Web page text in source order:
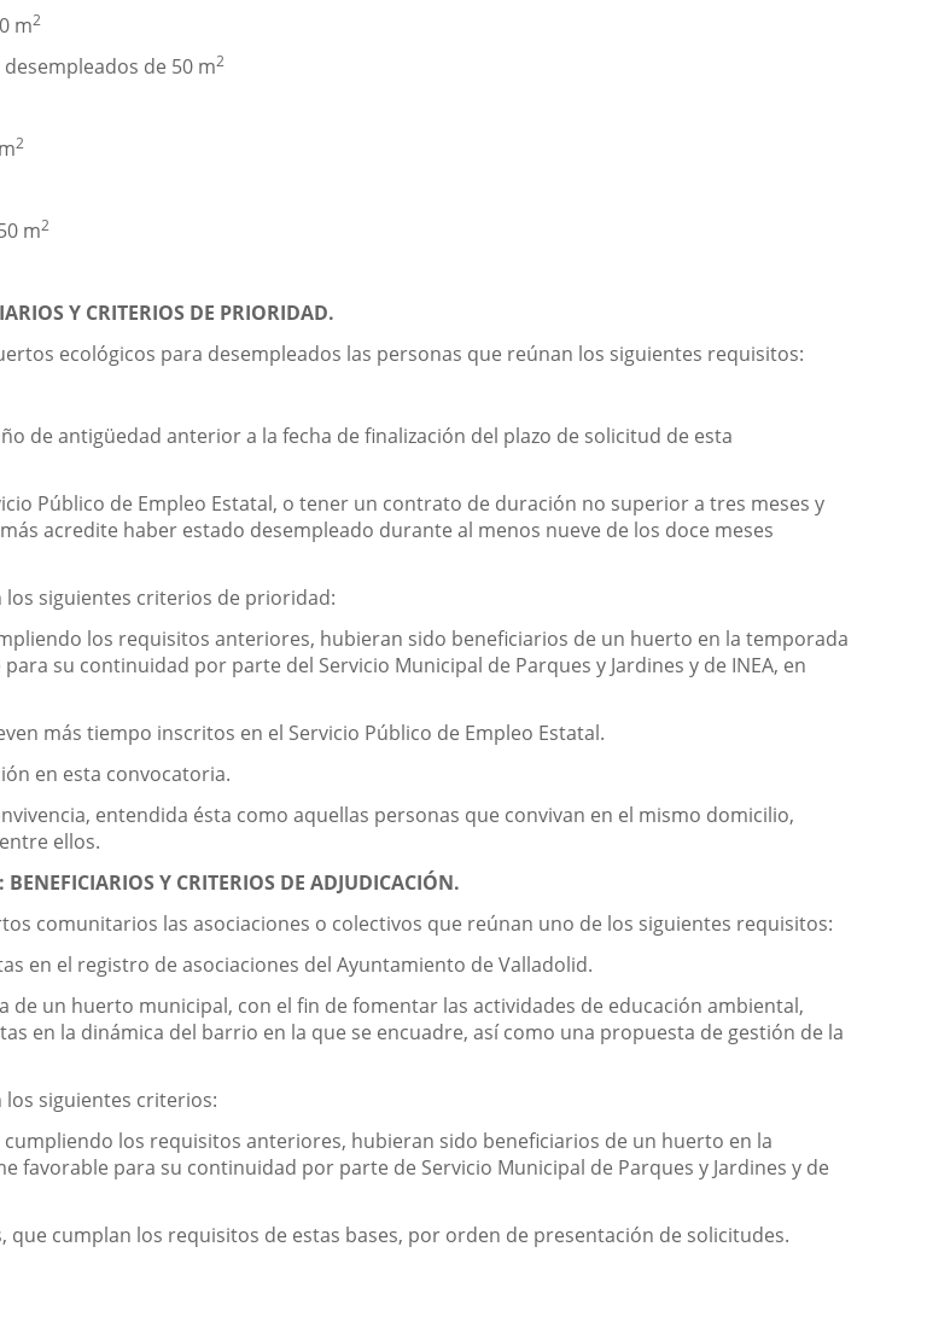
m2
de 50 m2
2
m2
Y CRITERIOS DE PRIORIDAD.
ecológicos para desempleados las personas que reúnan los siguientes requisitos:
de antigüedad anterior a la fecha de finalización del plazo de solicitud de esta
Público de Empleo Estatal, o tener un contrato de duración no superior a tres meses y
acredite haber estado desempleado durante al menos nueve de los doce meses
siguientes criterios de prioridad:
los requisitos anteriores, hubieran sido beneficiarios de un huerto en la temporada
su continuidad por parte del Servicio Municipal de Parques y Jardines y de INEA, en
más tiempo inscritos en el Servicio Público de Empleo Estatal.
en esta convocatoria.
entendida ésta como aquellas personas que convivan en el mismo domicilio,
ellos.
Y CRITERIOS DE ADJUDICACIÓN.
comunitarios las asociaciones o colectivos que reúnan uno de los siguientes requisitos:
en el registro de asociaciones del Ayuntamiento de Valladolid.
un huerto municipal, con el fin de fomentar las actividades de educación ambiental,
en la dinámica del barrio en la que se encuadre, así como una propuesta de gestión de la
siguientes criterios:
cumpliendo los requisitos anteriores, hubieran sido beneficiarios de un huerto en la
favorable para su continuidad por parte de Servicio Municipal de Parques y Jardines y de
que cumplan los requisitos de estas bases, por orden de presentación de solicitudes.